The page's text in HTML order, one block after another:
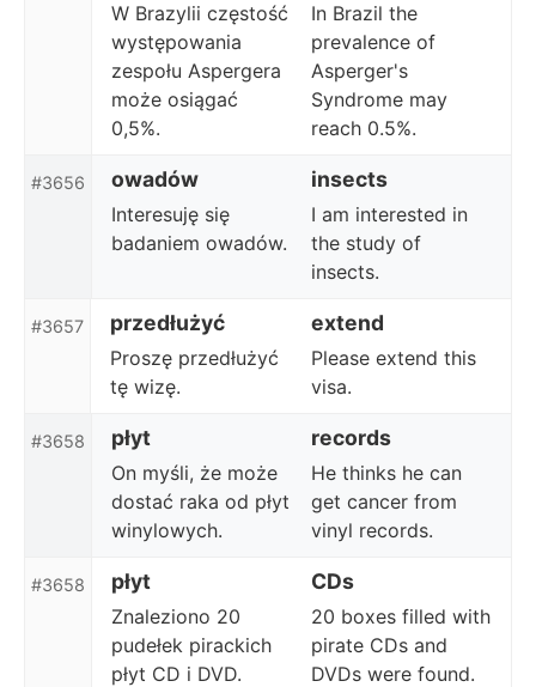
W Brazylii częstość
występowania
zespołu Aspergera
może osiągać
0,5%.
In Brazil the
prevalence of
Asperger's
Syndrome may
reach 0.5%.
#3656 owadów insects
Interesuję się
badaniem owadów.
I am interested in
the study of
insects.
#3657 przedłużyć extend
Proszę przedłużyć
tę wizę.
Please extend this
visa.
#3658 płyt records
On myśli, że może
dostać raka od płyt
winylowych.
He thinks he can
get cancer from
vinyl records.
#3658 płyt CDs
Znaleziono 20
pudełek pirackich
płyt CD i DVD.
20 boxes filled with
pirate CDs and
DVDs were found.